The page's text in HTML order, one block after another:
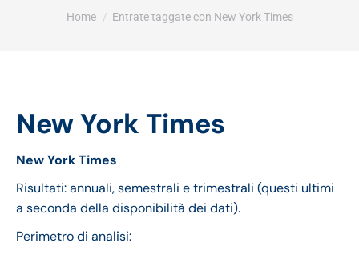
Tu sei qui:
Home Entrate taggate con New York Times
New York Times
New York Times
Risultati: annuali, semestrali e trimestrali (questi ultimi
a seconda della disponibilità dei dati).
Perimetro di analisi: